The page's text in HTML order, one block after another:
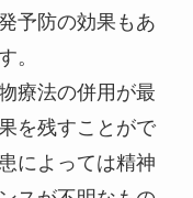
予防の効果もあ
。
療法の併用が最
を残すことがで
によっては精神